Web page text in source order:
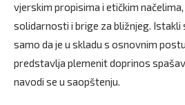
vjerskim propisima i etičkim
solidarnosti i brige za bližnjeg. Istakli
samo da je u skladu s osnovnim
predstavlja plemenit doprinos
navodi se u saopštenju.